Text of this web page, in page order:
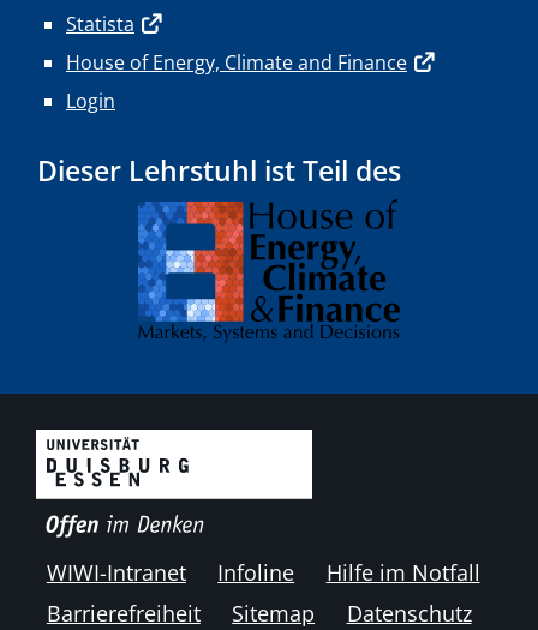
Statista
House of Energy, Climate and Finance
Login
Dieser Lehrstuhl ist Teil des
WIWI-Intranet Infoline
Hilfe im Notfall
Barrierefreiheit
Sitemap Datenschutz